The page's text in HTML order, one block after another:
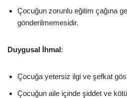
Çocuğun zorunlu eğitim çağına
gönderilmemesidir.
Duygusal İhmal:
Çocuğa yetersiz ilgi ve şefkat
Çocuğun aile içinde şiddet ve